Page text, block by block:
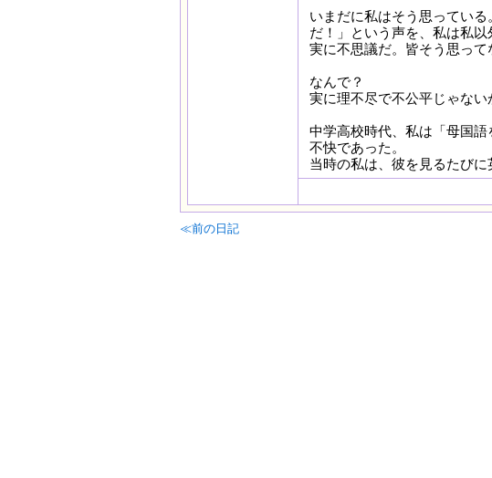
いまだに私はそう思ってい
だ！」という声を、私は私以
実に不思議だ。皆そう思っ
なんで？
実に理不尽で不公平じゃない
中学高校時代、私は「母国
不快であった。
当時の私は、彼を見るたびに
≪前の日記